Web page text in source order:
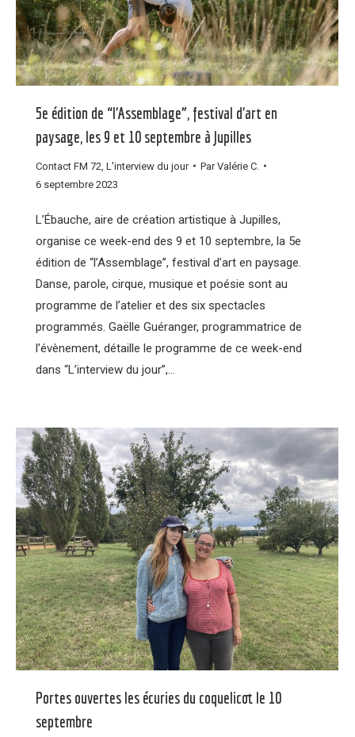
5e édition de “l’Assemblage”, festival d’art en
paysage, les 9 et 10 septembre à Jupilles
Contact FM 72 L'interview du jour ParValérie C.
6 septembre 2023
L’Ébauche, aire de création artistique à Jupilles,
organise ce week-end des 9 et 10 septembre, la 5e
édition de “l’Assemblage”, festival d’art en paysage.
Danse, parole, cirque, musique et poésie sont au
programme de l’atelier et des six spectacles
programmés. Gaëlle Guéranger, programmatrice de
l’évènement, détaille le programme de ce week-end
dans “L’interview du jour”,…
Portes ouvertes les écuries du coquelicot le 10
septembre